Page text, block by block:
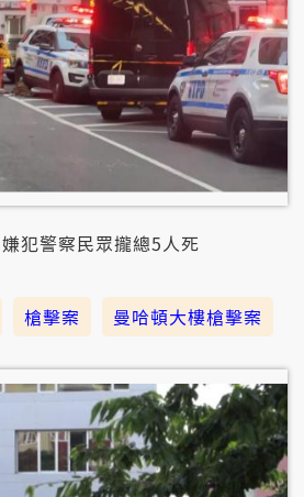
犯警察民眾攏總5人死
槍擊案 曼哈頓大樓槍擊案